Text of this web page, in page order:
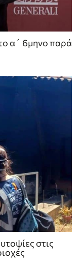
α΄ 6μηνο παρά
στις